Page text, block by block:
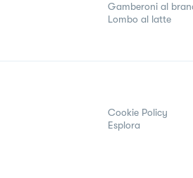
Gamberoni al
Lombo al latte
Cookie Policy
Esplora